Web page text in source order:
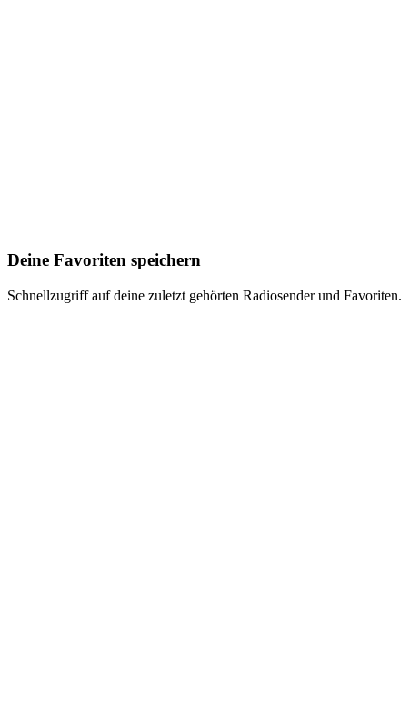
Deine Favoriten speichern
Schnellzugriff auf deine zuletzt gehörten Radiosender und Favoriten.